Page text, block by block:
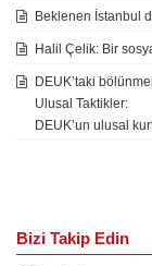
Beklenen İstanbul
Halil Çelik: Bir
DEUK’taki
Ulusal Taktikler:
DEUK’un ulusal
Bizi Takip Edin